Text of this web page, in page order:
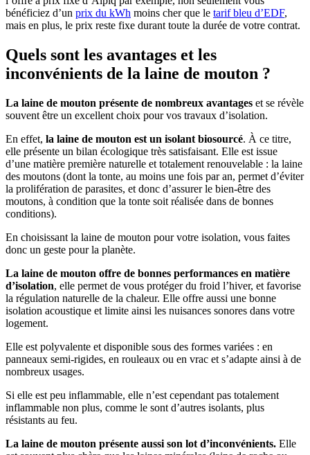
bénéficiez d’un prix du kWh moins cher que le tarif bleu d’EDF,
mais en plus, le prix reste fixe durant toute la durée de votre contrat.
Quels sont les avantages et les
inconvénients de la laine de mouton ?
La laine de mouton présente de nombreux avantages et se révèle
souvent être un excellent choix pour vos travaux d’isolation.
En effet, la laine de mouton est un isolant biosourcé. À ce titre,
elle présente un bilan écologique très satisfaisant. Elle est issue
d’une matière première naturelle et totalement renouvelable : la laine
des moutons (dont la tonte, au moins une fois par an, permet d’éviter
la prolifération de parasites, et donc d’assurer le bien-être des
moutons, à condition que la tonte soit réalisée dans de bonnes
conditions).
En choisissant la laine de mouton pour votre isolation, vous faites
donc un geste pour la planète.
La laine de mouton offre de bonnes performances en matière
d’isolation, elle permet de vous protéger du froid l’hiver, et favorise
la régulation naturelle de la chaleur. Elle offre aussi une bonne
isolation acoustique et limite ainsi les nuisances sonores dans votre
logement.
Elle est polyvalente et disponible sous des formes variées : en
panneaux semi-rigides, en rouleaux ou en vrac et s’adapte ainsi à de
nombreux usages.
Si elle est peu inflammable, elle n’est cependant pas totalement
inflammable non plus, comme le sont d’autres isolants, plus
résistants au feu.
La laine de mouton présente aussi son lot d’inconvénients. Elle